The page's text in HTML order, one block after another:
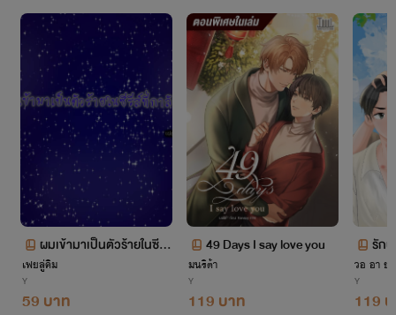
ผมเข้ามาเป็นตัวร้ายในซีรีย์
ที่กำลังเล่น(Yaoi)
เฟยลู่คิม
Y
59 บาท
49 Days I say love you
มนริต้า
Y
119 บาท
รัก
วอ อา ย
Y
119